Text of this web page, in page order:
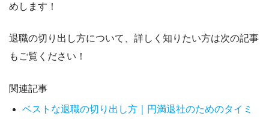
め します！
退職の切り出し方について、詳しく知りたい方は次の記事
もご覧ください！
関連記事
ベストな退職の切り出し方｜円満退社のためのタイミ